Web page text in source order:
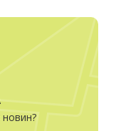
новин?